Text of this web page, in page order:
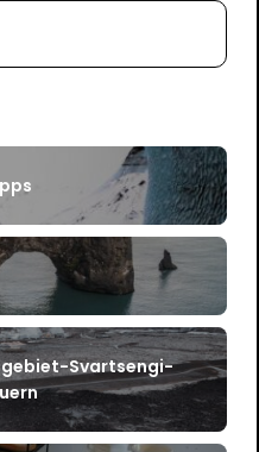
Svartsengi-